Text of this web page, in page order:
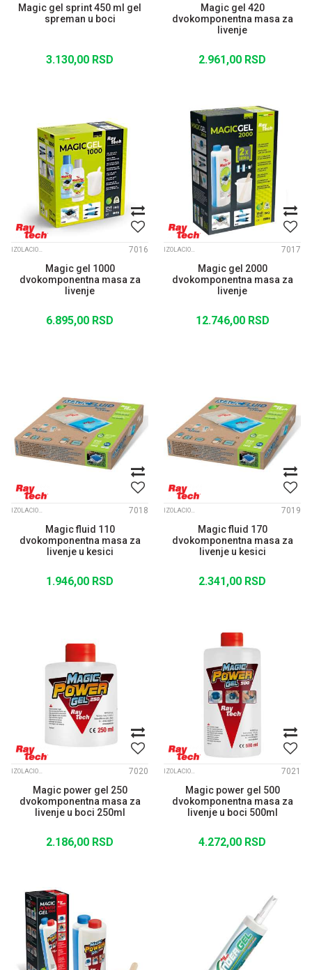
Magic gel sprint 450 ml gel
spreman u boci
3.130,00 RSD
Magic gel 420
dvokomponentna masa za
livenje
2.961,00 RSD
IZOLACIONI GELOVI I KONEKTORI 7016
Magic gel 1000
dvokomponentna masa za
livenje
6.895,00 RSD
IZOLACIONI GELOVI I KONEKTORI 7017
Magic gel 2000
dvokomponentna masa za
livenje
12.746,00 RSD
IZOLACIONI GELOVI I KONEKTORI 7018
Magic fluid 110
dvokomponentna masa za
livenje u kesici
1.946,00 RSD
IZOLACIONI GELOVI I KONEKTORI 7019
Magic fluid 170
dvokomponentna masa za
livenje u kesici
2.341,00 RSD
IZOLACIONI GELOVI I KONEKTORI 7020
Magic power gel 250
dvokomponentna masa za
livenje u boci 250ml
2.186,00 RSD
IZOLACIONI GELOVI I KONEKTORI 7021
Magic power gel 500
dvokomponentna masa za
livenje u boci 500ml
4.272,00 RSD